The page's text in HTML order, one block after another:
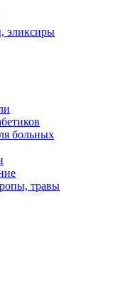
эликсиры
больных
травы